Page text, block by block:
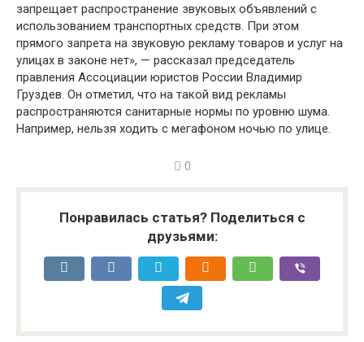
запрещает распространение звуковых объявлений с
использованием транспортных средств. При этом
прямого запрета на звуковую рекламу товаров и услуг на
улицах в законе нет», — рассказал председатель
правления Ассоциации юристов России Владимир
Груздев. Он отметил, что на такой вид рекламы
распространяются санитарные нормы по уровню шума.
Например, нельзя ходить с мегафоном ночью по улице.
0
Понравилась статья? Поделиться с
друзьями: